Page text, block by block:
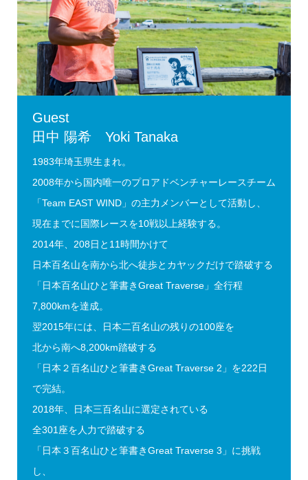
Guest
田中 陽希 Yoki Tanaka
1983年埼玉県生まれ。
2008年から国内唯一のプロアドベンチャーレースチーム
「Team EAST WIND」の主力メンバーとして活動し、
現在までに国際レースを10戦以上経験する。
2014年、208日と11時間かけて
日本百名山を南から北へ徒歩とカヤックだけで踏破する
「日本百名山ひと筆書きGreat Traverse」全行程
7,800kmを達成。
翌2015年には、日本二百名山の残りの100座を
北から南へ8,200km踏破する
「日本２百名山ひと筆書きGreat Traverse 2」を222日
で完結。
2018年、日本三百名山に選定されている
全301座を人力で踏破する
「日本３百名山ひと筆書きGreat Traverse 3」に挑戦
し、